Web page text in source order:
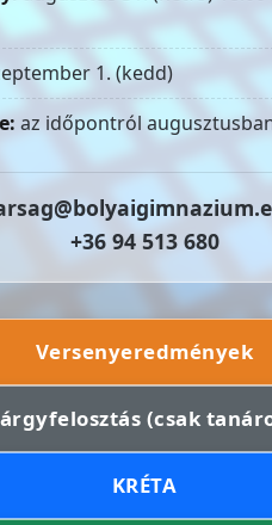
1. (kedd)
az időpontról
+36 94 513 680
Versenyeredmények
(csak
KRÉTA